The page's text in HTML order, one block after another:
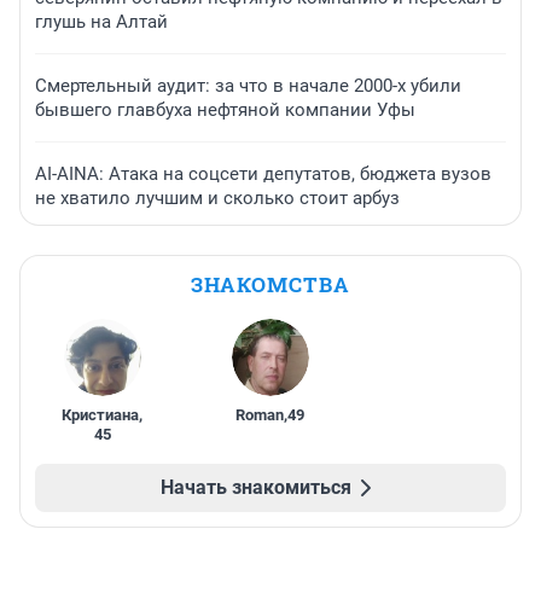
глушь на Алтай
Смертельный аудит: за что в начале 2000-х убили
бывшего главбуха нефтяной компании Уфы
AI-AINA: Атака на соцсети депутатов, бюджета вузов
не хватило лучшим и сколько стоит арбуз
ЗНАКОМСТВА
Кристиана,
45
Roman,49
Начать знакомиться